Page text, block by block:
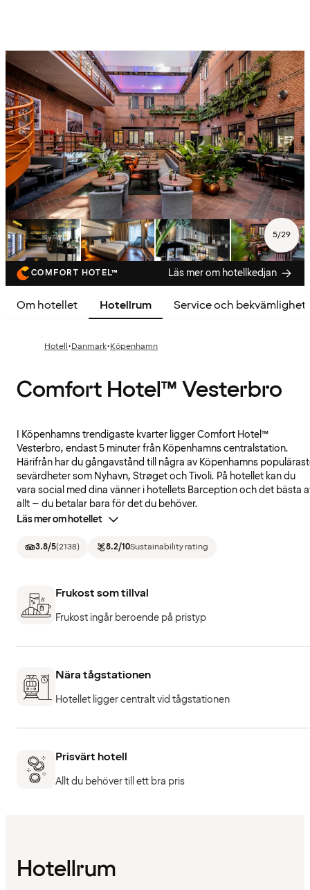
5/29
COMFORT HOTEL™ Läs mer om hotellkedjan
Om hotellet Hotellrum Service och
Hotell·Danmark·Köpenhamn
Comfort Hotel™ Vesterbro
I Köpenhamns trendigaste kvarter ligger Comfort Hotel™
Vesterbro, endast 5 minuter från Köpenhamns centralstation.
Härifrån har du gångavstånd till några av Köpenhamns
sevärdheter som Nyhavn, Strøget och Tivoli. På hotellet kan du
vara social med dina vänner i hotellets Barception och det bästa
allt – du betalar bara för det du behöver.
Läs mer om hotellet
3.8/5(2138) 8.2/10Sustainability rating
Frukost som tillval
Frukost ingår beroende på pristyp
Nära tågstationen
Hotellet ligger centralt vid tågstationen
Prisvärt hotell
Allt du behöver till ett bra pris
Hotellrum